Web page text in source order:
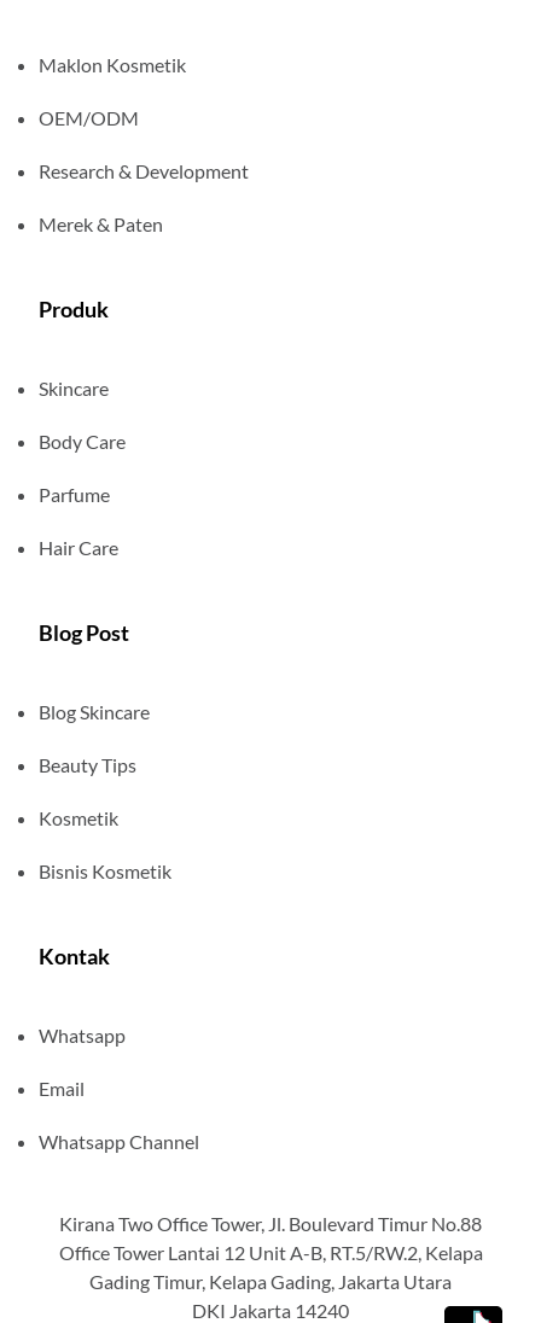
Maklon Kosmetik
OEM/ODM
Research & Development
Merek & Paten
Produk
Skincare
Body Care
Parfume
Hair Care
Blog Post
Blog Skincare
Beauty Tips
Kosmetik
Bisnis Kosmetik
Kontak
Whatsapp
Email
Whatsapp Channel
Kirana Two Office Tower, Jl. Boulevard Timur No.88
Office Tower Lantai 12 Unit A-B, RT.5/RW.2, Kelapa
Gading Timur, Kelapa Gading, Jakarta Utara
DKI Jakarta 14240